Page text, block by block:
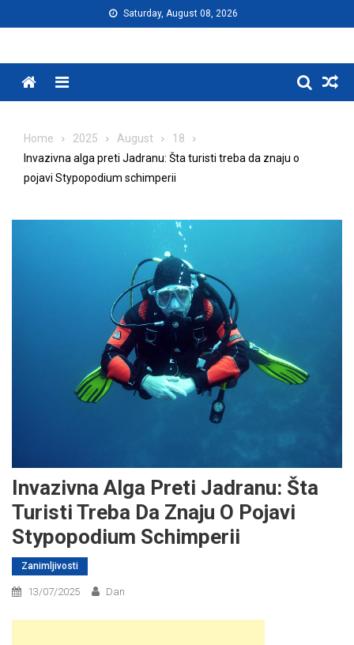
to
Saturday, August 08, 2026
Menu
Home 2025 August
18
Invazivna alga preti Jadranu: Šta turisti treba da znaju o
pojavi Stypopodium schimperii
Invazivna Alga Preti Jadranu: Šta
Turisti Treba Da Znaju O Pojavi
Stypopodium Schimperii
Zanimljivosti
13/07/2025 Dan